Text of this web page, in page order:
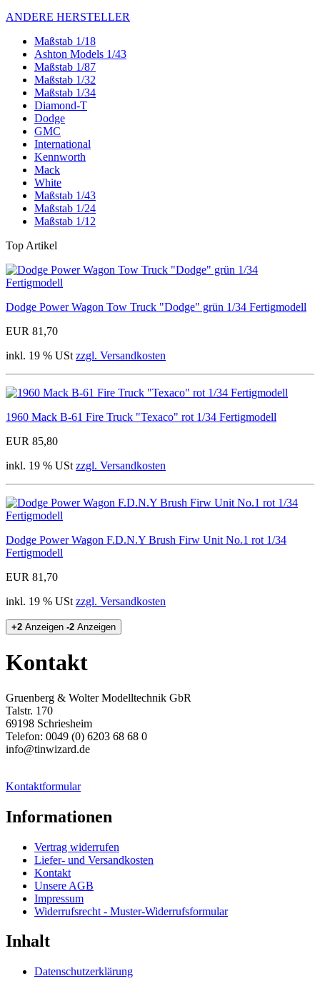
ANDERE HERSTELLER
Maßstab 1/18
Ashton Models 1/43
Maßstab 1/87
Maßstab 1/32
Maßstab 1/34
Diamond-T
Dodge
GMC
International
Kennworth
Mack
White
Maßstab 1/43
Maßstab 1/24
Maßstab 1/12
Top Artikel
Dodge Power Wagon Tow Truck "Dodge" grün 1/34 Fertigmodell
EUR 81,70
inkl. 19 % USt zzgl. Versandkosten
1960 Mack B-61 Fire Truck "Texaco" rot 1/34 Fertigmodell
EUR 85,80
inkl. 19 % USt zzgl. Versandkosten
Dodge Power Wagon F.D.N.Y Brush Firw Unit No.1 rot 1/34
Fertigmodell
EUR 81,70
inkl. 19 % USt zzgl. Versandkosten
+2 Anzeigen -2 Anzeigen
Kontakt
Gruenberg & Wolter Modelltechnik GbR
Talstr. 170
69198 Schriesheim
Telefon: 0049 (0) 6203 68 68 0
info@tinwizard.de
Kontaktformular
Informationen
Vertrag widerrufen
Liefer- und Versandkosten
Kontakt
Unsere AGB
Impressum
Widerrufsrecht - Muster-Widerrufsformular
Inhalt
Datenschutzerklärung